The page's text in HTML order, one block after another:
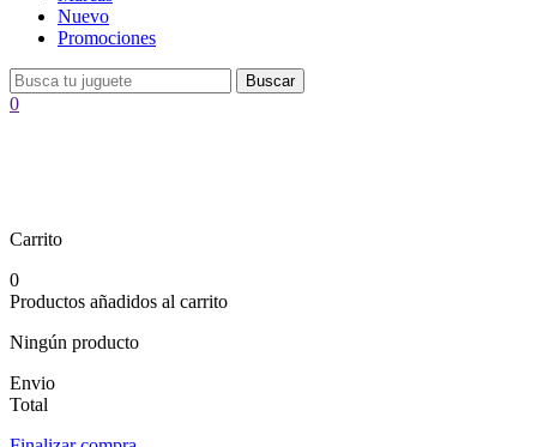
Nuevo
Promociones
Buscar
0
Carrito
0
Productos añadidos al carrito
Ningún producto
Envio
Total